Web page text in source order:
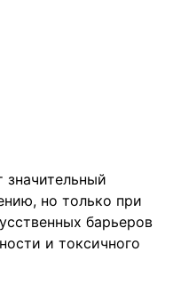
но только при
барьеров
и токсичного